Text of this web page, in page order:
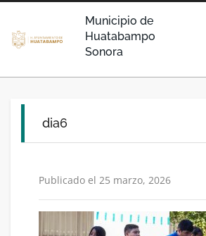
Municipio de
Huatabampo
Sonora
dia6
Publicado el 25 marzo, 2026